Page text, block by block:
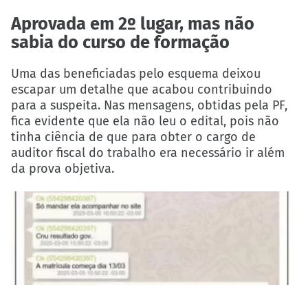
Aprovada em 2º lugar, mas não
sabia do curso de formação
Uma das beneficiadas pelo esquema deixou
escapar um detalhe que acabou contribuindo
para a suspeita. Nas mensagens, obtidas pela PF,
fica evidente que ela não leu o edital, pois não
tinha ciência de que para obter o cargo de
auditor fiscal do trabalho era necessário ir além
da prova objetiva.